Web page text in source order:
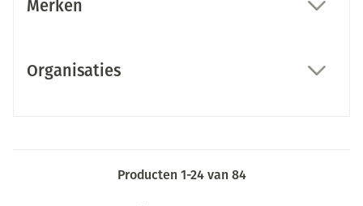
Merken
Organisaties
Producten 1-24van 84